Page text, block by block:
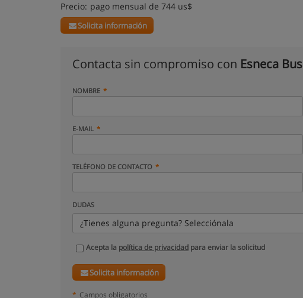
Precio: pago mensual de 744 us$
Solicita información
Contacta sin compromiso con Esneca
NOMBRE
E-MAIL
TELÉFONO DE CONTACTO
DUDAS
¿Tienes alguna pregunta? Selecciónala
Acepta la política de privacidad para enviar la solicitud
Solicita información
* Campos obligatorios